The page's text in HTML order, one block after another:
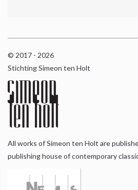
© 2017 - 2026
Stichting Simeon ten Holt
All works of Simeon ten Holt are
publishing house of contemporary